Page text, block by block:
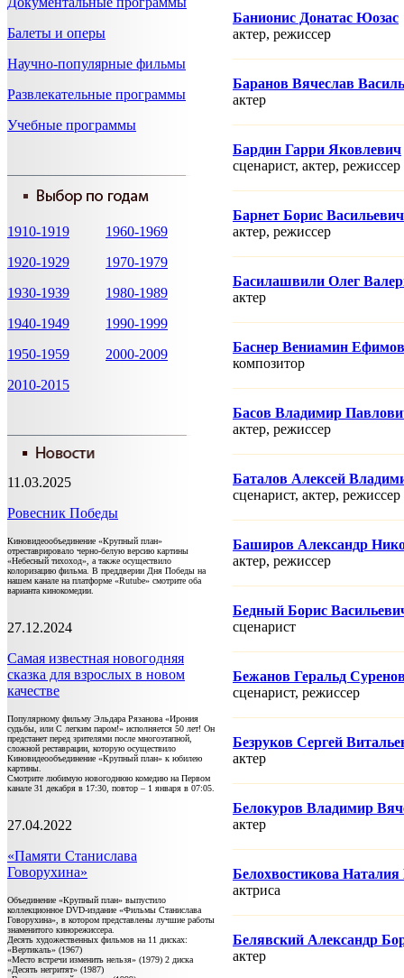
Балеты и оперы
Научно-популярные фильмы
Развлекательные программы
Учебные программы
1910-1919
1960-1969
1920-1929
1970-1979
1930-1939
1980-1989
1940-1949
1990-1999
1950-1959
2000-2009
2010-2015
11.03.2025
Ровесник Победы
Киновидеообъединение «Крупный план»
отреставрировало черно-белую версию картины
«Небесный тихоход», а также осуществило
колоризацию фильма. В преддверии Дня Победы на
нашем канале на платформе «Rutube» смотрите оба
варианта кинокомедии.
27.12.2024
Самая известная новогодняя
сказка для взрослых в новом
качестве
Популярному фильму Эльдара Рязанова «Ирония
судьбы, или С легким паром!» исполняется 50 лет! Он
предстанет перед зрителями после многоэтапной,
сложной реставрации, которую осуществило
Киновидеообъединение «Крупный план» к юбилею
картины.
Смотрите любимую новогоднюю комедию на Первом
канале 31 декабря в 17:30, повтор – 1 января в 07:05.
27.04.2022
«Памяти Станислава
Говорухина»
Объединение «Крупный план» выпустило
коллекционное DVD-издание «Фильмы Станислава
Говорухина», в котором представлены лучшие работы
знаменитого кинорежиссера.
Десять художественных фильмов на 11 дисках:
«Вертикаль» (1967)
«Место встречи изменить нельзя» (1979) 2 диска
«Десять негритят» (1987)
Банионис Донатас Юозас
актер, режисcер
Баранов Вячеслав
актер
Бардин Гарри Яковлевич
сценарист, актер, режисcер
Барнет Борис Васильевич
актер, режисcер
Басилашвили Олег
актер
Баснер Вениамин
композитор
Басов Владимир
актер, режисcер
Баталов Алексей
сценарист, актер, режисcер
Баширов Александр
актер, режисcер
Бедный Борис
сценарист
Бежанов Геральд
сценарист, режисcер
Безруков Сергей
актер
Белокуров Владимир
актер
Белохвостикова
актриса
Белявский Александр
актер